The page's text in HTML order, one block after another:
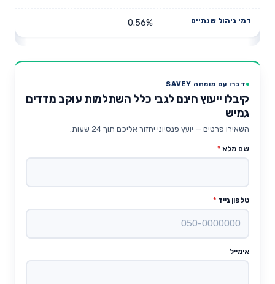
0.56%
דברו עם מומחה SAVEY
קיבלו ייעוץ חינם לגבי כלל השתלמות עוקב מדדים
גמיש
השאירו פרטים — יועץ פנסיוני יחזור אליכם תוך 24 שעות.
שם מלא *
טלפון נייד *
אימייל